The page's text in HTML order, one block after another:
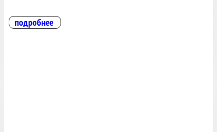
подробнее